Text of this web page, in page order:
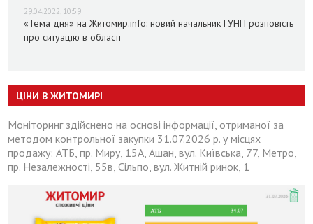
29.04.2022, 10:59
«Тема дня» на Житомир.info: новий начальник ГУНП розповість
про ситуацію в області
ЦІНИ В ЖИТОМИРІ
Моніторинг здійснено на основі інформації, отриманої за
методом контрольної закупки 31.07.2026 р. у місцях
продажу: АТБ, пр. Миру, 15А, Ашан, вул. Київська, 77, Метро,
пр. Незалежності, 55в, Сільпо, вул. Житній ринок, 1